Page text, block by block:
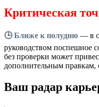
Критическая
🕒 Ближе к полудню — в
руководством поспешное
без проверки может
дополнительным правкам,
Ваш радар